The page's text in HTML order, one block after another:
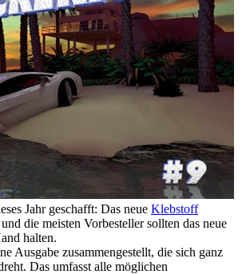
Jahr geschafft: Das neue Klebstoff
die meisten Vorbesteller sollten das neue
halten.
Ausgabe zusammengestellt, die sich ganz
Das umfasst alle möglichen